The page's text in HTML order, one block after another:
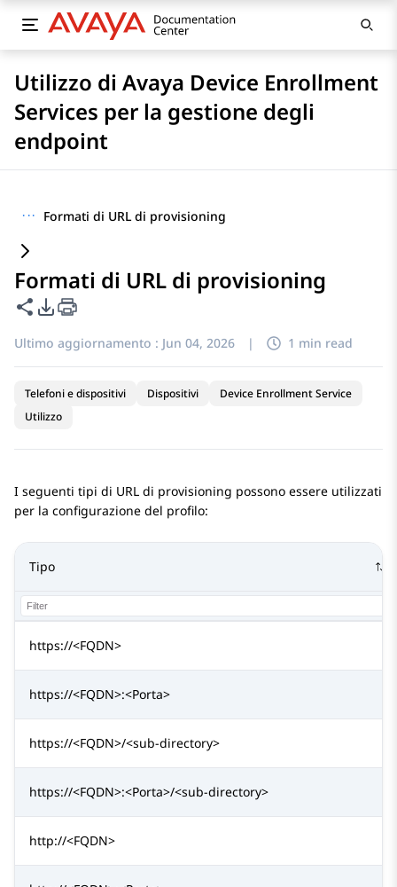
Utilizzo di Avaya Device Enrollment
Services per la gestione degli
endpoint
··· Formati di URL di provisioning
Formati di URL di provisioning
Condividi questa pagina
Opzioni di esportazione PDF
Ultimo aggiornamento : Jun 04, 2026 | 1 min read
Telefoni e dispositivi Dispositivi
Device Enrollment Service
Utilizzo
I seguenti tipi di URL di provisioning possono essere utilizzati
per la configurazione del profilo:
Tipo
https://<FQDN>
https://<FQDN>:<Porta>
https://<FQDN>/<sub-directory>
https://<FQDN>:<Porta>/<sub-directory>
http://<FQDN>